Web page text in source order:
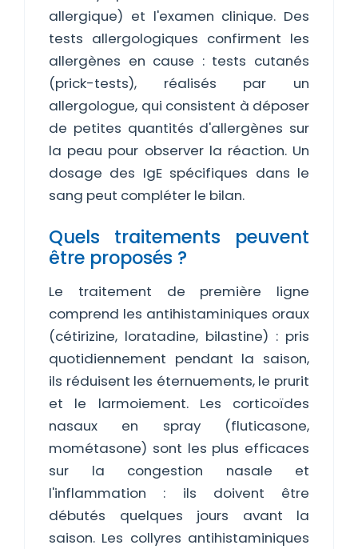
allergique) et l'examen clinique. Des
tests allergologiques confirment les
allergènes en cause : tests cutanés
(prick-tests), réalisés par un
allergologue, qui consistent à déposer
de petites quantités d'allergènes sur
la peau pour observer la réaction. Un
dosage des IgE spécifiques dans le
sang peut compléter le bilan.
Quels traitements peuvent
être proposés ?
Le traitement de première ligne
comprend les antihistaminiques oraux
(cétirizine, loratadine, bilastine) : pris
quotidiennement pendant la saison,
ils réduisent les éternuements, le prurit
et le larmoiement. Les corticoïdes
nasaux en spray (fluticasone,
mométasone) sont les plus efficaces
sur la congestion nasale et
l'inflammation : ils doivent être
débutés quelques jours avant la
saison. Les collyres antihistaminiques